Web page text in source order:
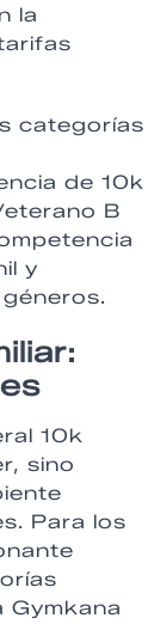
la
categorías
de 10k
B
y
10k
sino
Para los
Gymkana